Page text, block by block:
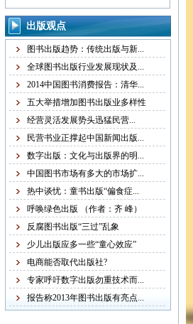
zggjwycbs@163.com,请大
家周知。
本社经常接到中国大
陆、台湾、马来西亚、澳
门、新加坡及本港等国
家、地区的一些老年作者
寄来的纸质书稿，有些书
稿字迹潦草，无法辨认，
给我们的审稿工作带来不
便，故友情提醒：本社从
现在起不再接受纸质书
稿，一律改为电子书稿，
书稿统一发邮箱
zggjwycbs@163.com,请大
家周知。
出版观点
图书出版趋势：传统出版与新...
全球图书出版行业发展现状及...
2014中国图书消费报告：清华...
五大举措增加图书出版业多样性
经营灵活发展势头迅猛民营...
民营书业正撑起中国新闻出版...
数字出版：文化与出版界的明...
中国图书市场有多大的市场扩...
热中谈忧：童书出版“偏食症...
呼唤绿色出版 （作者：齐 峰）
反腐图书出版“三过”乱象
少儿出版应多一些“童心效应”
电商能否取代出版社?
专家呼吁数字出版勿重技术而...
报告称2013年图书出版有亮点...